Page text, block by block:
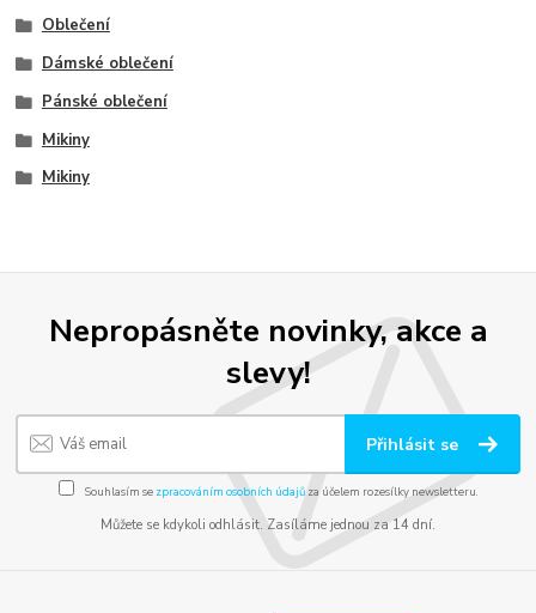
Oblečení
Dámské oblečení
Pánské oblečení
Mikiny
Mikiny
Nepropásněte novinky, akce a
slevy!
Přihlásit se
Souhlasím se zpracováním osobních údajůza účelem rozesílky newsletteru.
Můžete se kdykoli odhlásit. Zasíláme jednou za 14 dní.